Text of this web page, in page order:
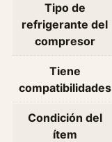
Tipo de
refrigerante del
compresor
Tiene
compatibilidades
Condición del
ítem